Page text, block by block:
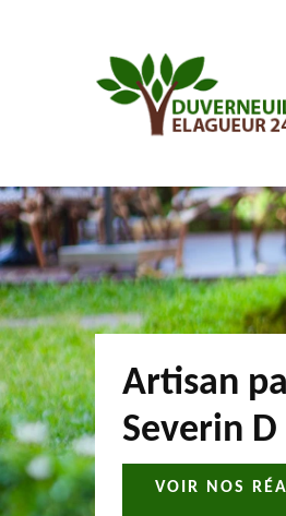
Artisan
Severin D
VOIR NOS